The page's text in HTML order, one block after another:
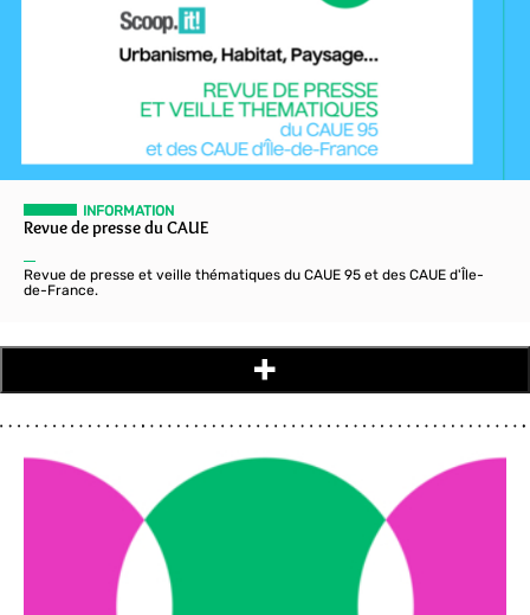
INFORMATION
Revue de presse du CAUE
Revue de presse et veille thématiques du CAUE 95 et des CAUE d'Île-
de-France.